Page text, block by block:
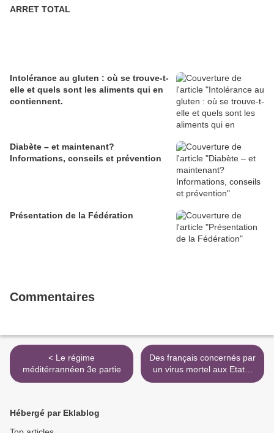
ARRET TOTAL
Intolérance au gluten : où se trouve-t-
elle et quels sont les aliments qui en
contiennent.
Diabète – et maintenant?
Informations, conseils et prévention
Présentation de la Fédération
Commentaires
< Le régime
méditérrannéen 3e partie
Des français concernés par
un virus mortel aux Etats-
Unis >
Hébergé par Eklablog